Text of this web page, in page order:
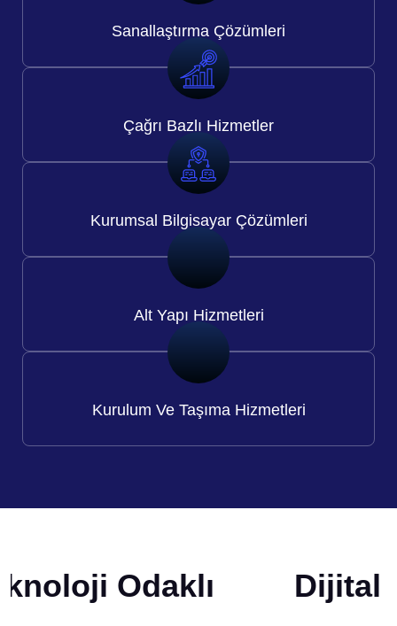
Sanallaştırma Çözümleri
Çağrı Bazlı Hizmetler
Kurumsal Bilgisayar Çözümleri
Alt Yapı Hizmetleri
Kurulum Ve Taşıma Hizmetleri
Odaklı Dijital